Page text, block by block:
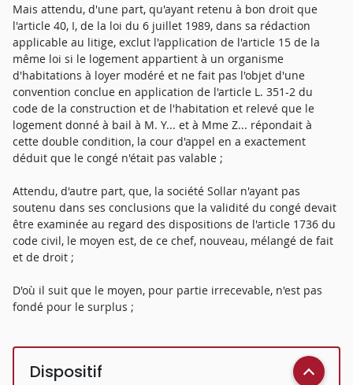
Mais attendu, d'une part, qu'ayant retenu à bon droit que
l'article 40, I, de la loi du 6 juillet 1989, dans sa rédaction
applicable au litige, exclut l'application de l'article 15 de la
même loi si le logement appartient à un organisme
d'habitations à loyer modéré et ne fait pas l'objet d'une
convention conclue en application de l'article L. 351-2 du
code de la construction et de l'habitation et relevé que le
logement donné à bail à M. Y... et à Mme Z... répondait à
cette double condition, la cour d'appel en a exactement
déduit que le congé n'était pas valable ;
Attendu, d'autre part, que, la société Sollar n'ayant pas
soutenu dans ses conclusions que la validité du congé devait
être examinée au regard des dispositions de l'article 1736 du
code civil, le moyen est, de ce chef, nouveau, mélangé de fait
et de droit ;
D'où il suit que le moyen, pour partie irrecevable, n'est pas
fondé pour le surplus ;
Dispositif